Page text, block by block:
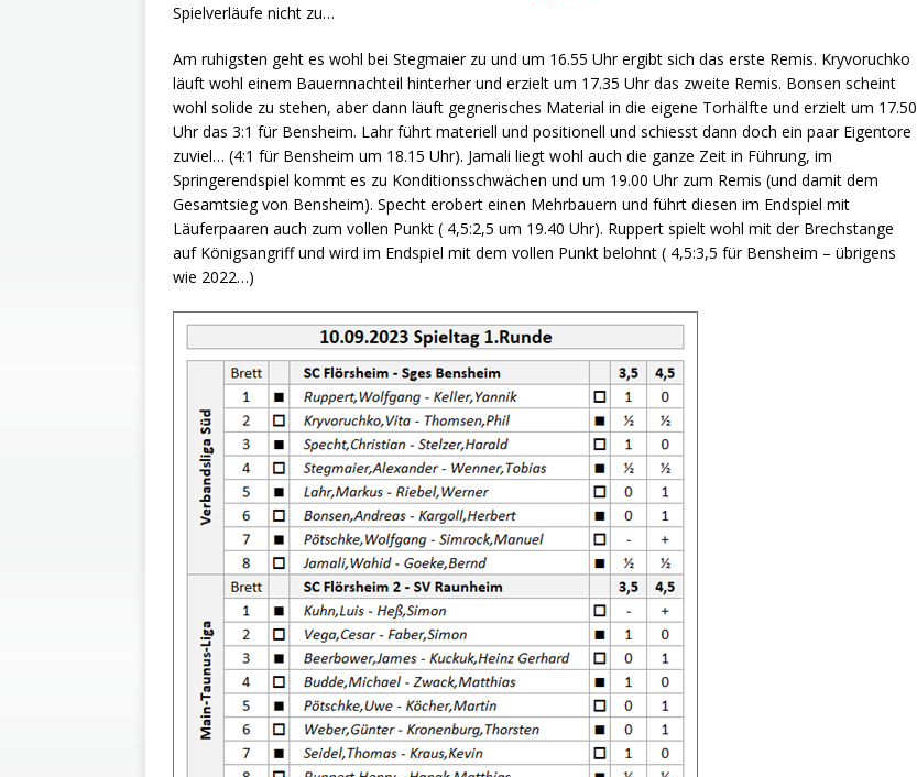
Spielverläufe nicht zu…
Am ruhigsten geht es wohl bei Stegmaier zu und um 16.55 Uhr ergibt sich das erste Remis. Kryvoruchko
läuft wohl einem Bauernnachteil hinterher und erzielt um 17.35 Uhr das zweite Remis. Bonsen scheint
wohl solide zu stehen, aber dann läuft gegnerisches Material in die eigene Torhälfte und erzielt um 17.50
Uhr das 3:1 für Bensheim. Lahr führt materiell und positionell und schiesst dann doch ein paar Eigentore
zuviel… (4:1 für Bensheim um 18.15 Uhr). Jamali liegt wohl auch die ganze Zeit in Führung, im
Springerendspiel kommt es zu Konditionsschwächen und um 19.00 Uhr zum Remis (und damit dem
Gesamtsieg von Bensheim). Specht erobert einen Mehrbauern und führt diesen im Endspiel mit
Läuferpaaren auch zum vollen Punkt ( 4,5:2,5 um 19.40 Uhr). Ruppert spielt wohl mit der Brechstange
auf Königsangriff und wird im Endspiel mit dem vollen Punkt belohnt ( 4,5:3,5 für Bensheim – übrigens
wie 2022…)